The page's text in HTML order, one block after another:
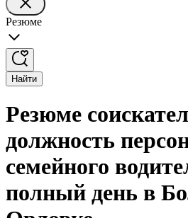
Резюме
Найти
Резюме
должность
семейного
полный день в